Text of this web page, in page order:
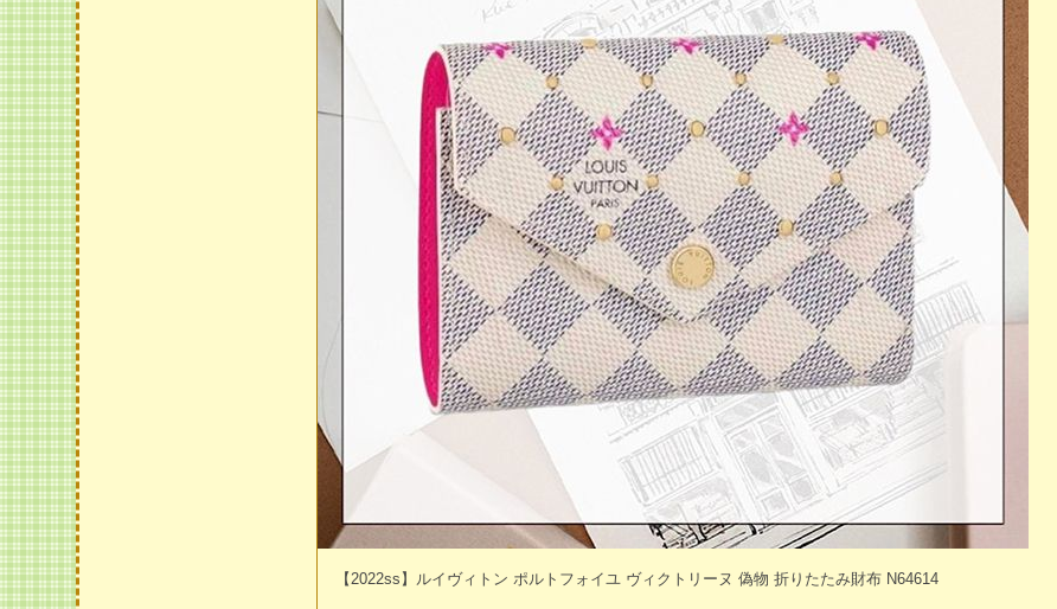
【2022ss】ルイヴィトン ポルトフォイユ ヴィクトリーヌ 偽物 折りたたみ財布 N64614